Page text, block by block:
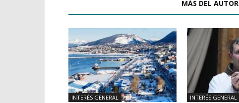
MÁS DEL AUTOR
INTERÉS GENERAL INTERÉS GENERAL